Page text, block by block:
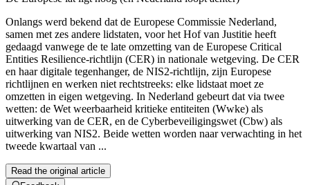
Onlangs werd bekend dat de Europese Commissie Nederland,
samen met zes andere lidstaten, voor het Hof van Justitie heeft
gedaagd vanwege de te late omzetting van de Europese Critical
Entities Resilience-richtlijn (CER) in nationale wetgeving. De CER
en haar digitale tegenhanger, de NIS2-richtlijn, zijn Europese
richtlijnen en werken niet rechtstreeks: elke lidstaat moet ze
omzetten in eigen wetgeving. In Nederland gebeurt dat via twee
wetten: de Wet weerbaarheid kritieke entiteiten (Wwke) als
uitwerking van de CER, en de Cyberbeveiligingswet (Cbw) als
uitwerking van NIS2. Beide wetten worden naar verwachting in het
tweede kwartaal van ...
Read the original article